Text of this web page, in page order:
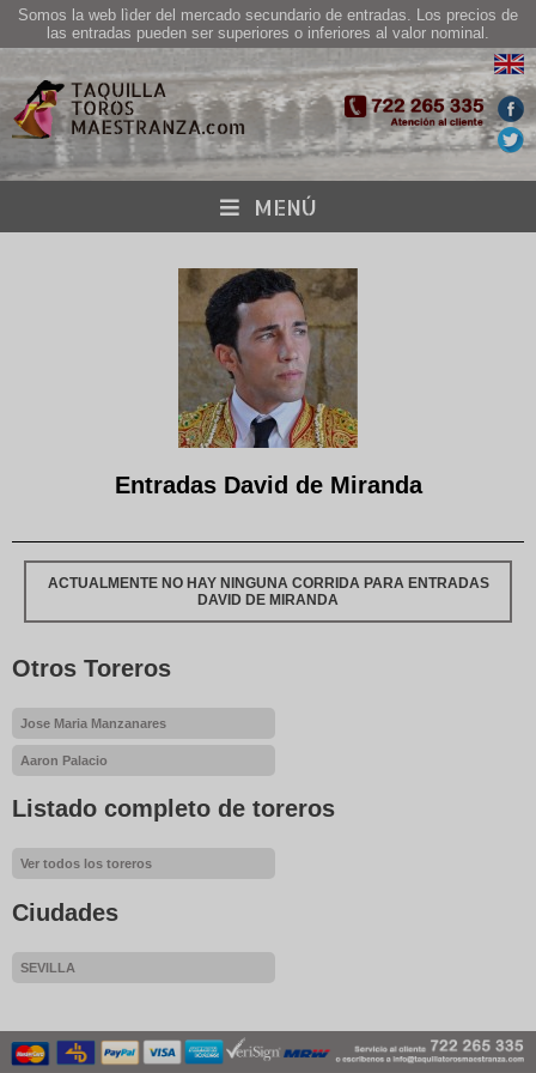
Somos la web lìder del mercado secundario de entradas. Los precios de
las entradas pueden ser superiores o inferiores al valor nominal.
MENÚ
Entradas David de Miranda
ACTUALMENTE NO HAY NINGUNA CORRIDA PARA ENTRADAS
DAVID DE MIRANDA
Otros Toreros
Jose Maria Manzanares
Aaron Palacio
Listado completo de toreros
Ver todos los toreros
Ciudades
SEVILLA